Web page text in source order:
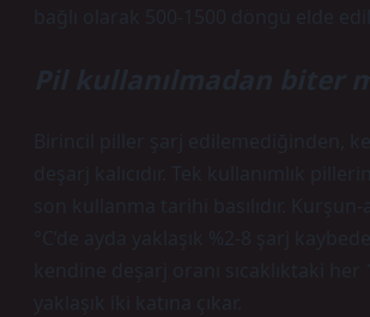
bağlı olarak 500-1500 döngü elde
Pil kullanılmadan biter
Birincil piller şarj edilemediğinden,
deşarj kalıcıdır. Tek kullanımlık
son kullanma tarihi basılıdır. Kurşun-
°C’de ayda yaklaşık %2-8 şarj
kendine deşarj oranı sıcaklıktaki her
yaklaşık iki katına çıkar.